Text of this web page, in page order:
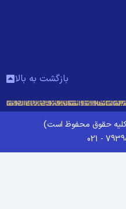
بازگشت به بالا
حقوق محفوظ است)